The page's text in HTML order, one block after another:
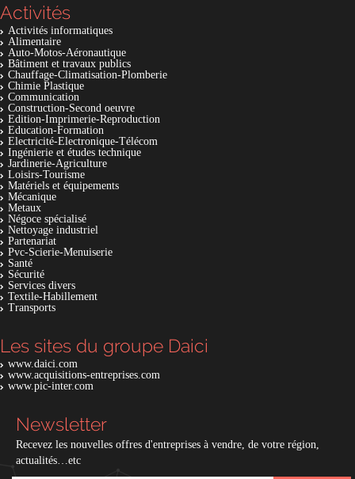
Activités
Activités informatiques
Alimentaire
Auto-Motos-Aéronautique
Bâtiment et travaux publics
Chauffage-Climatisation-Plomberie
Chimie Plastique
Communication
Construction-Second oeuvre
Edition-Imprimerie-Reproduction
Education-Formation
Electricité-Electronique-Télécom
Ingénierie et études technique
Jardinerie-Agriculture
Loisirs-Tourisme
Matériels et équipements
Mécanique
Metaux
Négoce spécialisé
Nettoyage industriel
Partenariat
Pvc-Scierie-Menuiserie
Santé
Sécurité
Services divers
Textile-Habillement
Transports
Les sites du groupe Daici
www.daici.com
www.acquisitions-entreprises.com
www.pic-inter.com
Newsletter
Recevez les nouvelles offres d'entreprises à vendre, de votre région,
actualités…etc